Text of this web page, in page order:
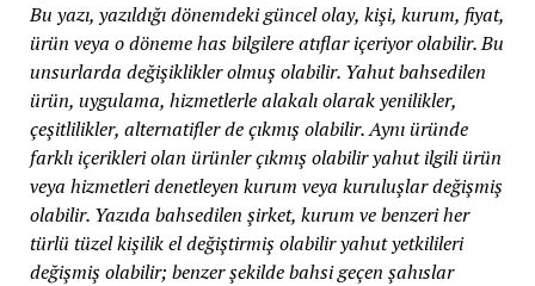
Bu yazı, yazıldığı dönemdeki güncel olay, kişi, kurum, fiyat,
ürün veya o döneme has bilgilere atıflar içeriyor olabilir. Bu
unsurlarda değişiklikler olmuş olabilir. Yahut bahsedilen
ürün, uygulama, hizmetlerle alakalı olarak yenilikler,
çeşitlilikler, alternatifler de çıkmış olabilir. Aynı üründe
farklı içerikleri olan ürünler çıkmış olabilir yahut ilgili ürün
veya hizmetleri denetleyen kurum veya kuruluşlar değişmiş
olabilir. Yazıda bahsedilen şirket, kurum ve benzeri her
türlü tüzel kişilik el değiştirmiş olabilir yahut yetkilileri
değişmiş olabilir; benzer şekilde bahsi geçen şahıslar